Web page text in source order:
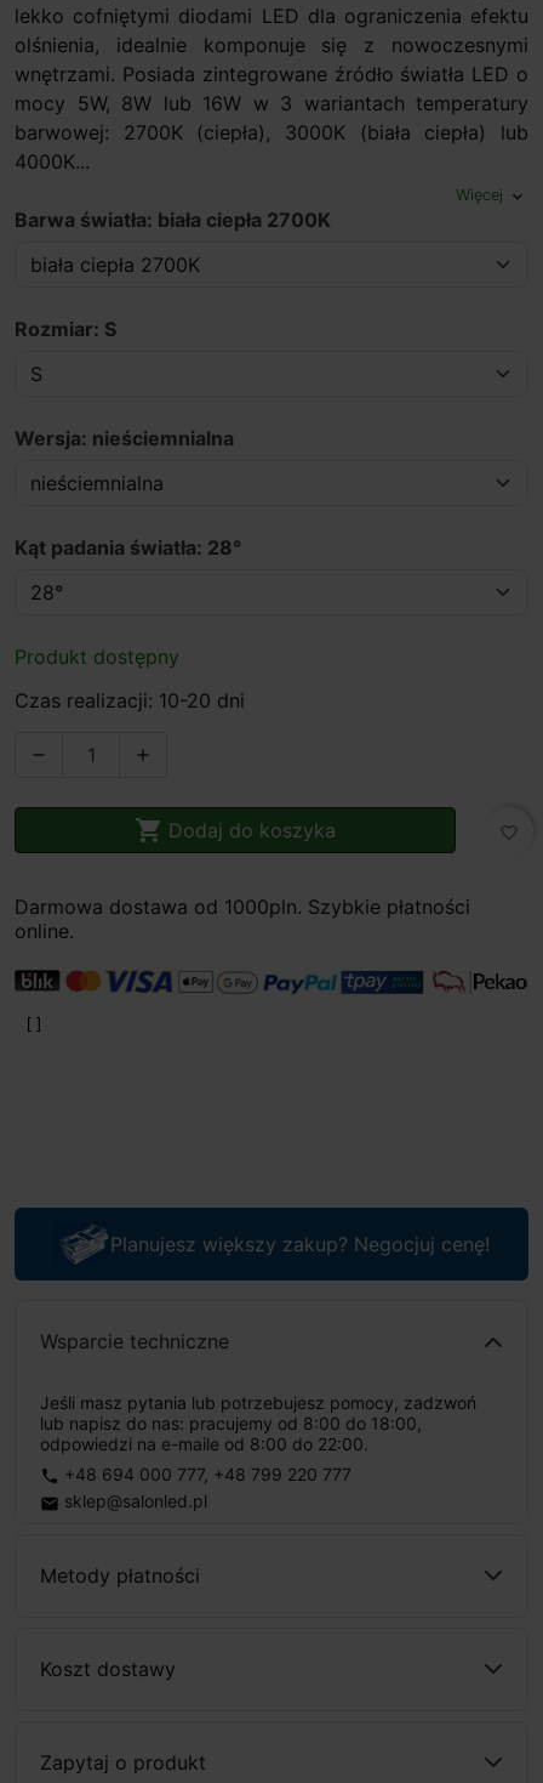
lekko cofniętymi diodami LED dla ograniczenia efektu
olśnienia, idealnie komponuje się z nowoczesnymi
wnętrzami. Posiada zintegrowane źródło światła LED o
mocy 5W, 8W lub 16W w 3 wariantach temperatury
barwowej: 2700K (ciepła), 3000K (biała ciepła) lub
4000K...
Więcej expand_more
Barwa światła: biała ciepła 2700K
Rozmiar: S
Wersja: nieściemnialna
Kąt padania światła: 28°
Produkt dostępny
Czas realizacji: 10-20 dni
 
 Dodaj do koszyka favorite_border
Darmowa dostawa od 1000pln. Szybkie płatności
online.
Planujesz większy zakup? Negocjuj cenę!
Wsparcie techniczne
Jeśli masz pytania lub potrzebujesz pomocy, zadzwoń
lub napisz do nas: pracujemy od 8:00 do 18:00,
odpowiedzi na e-maile od 8:00 do 22:00.
phone +48 694 000 777, +48 799 220 777
email sklep@salonled.pl
Metody płatności
Koszt dostawy
Zapytaj o produkt